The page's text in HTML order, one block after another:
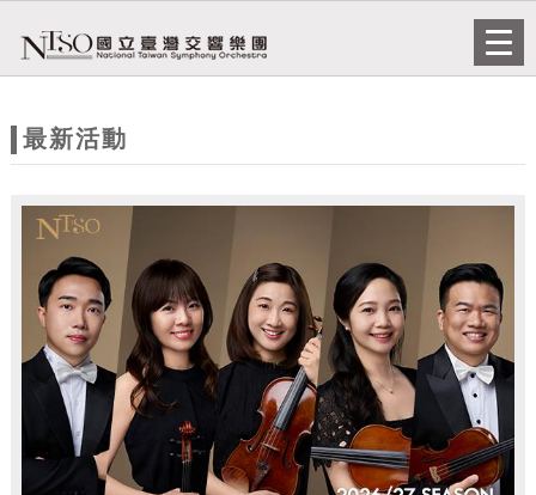
站
題
最新活動